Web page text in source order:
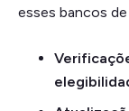
esses bancos